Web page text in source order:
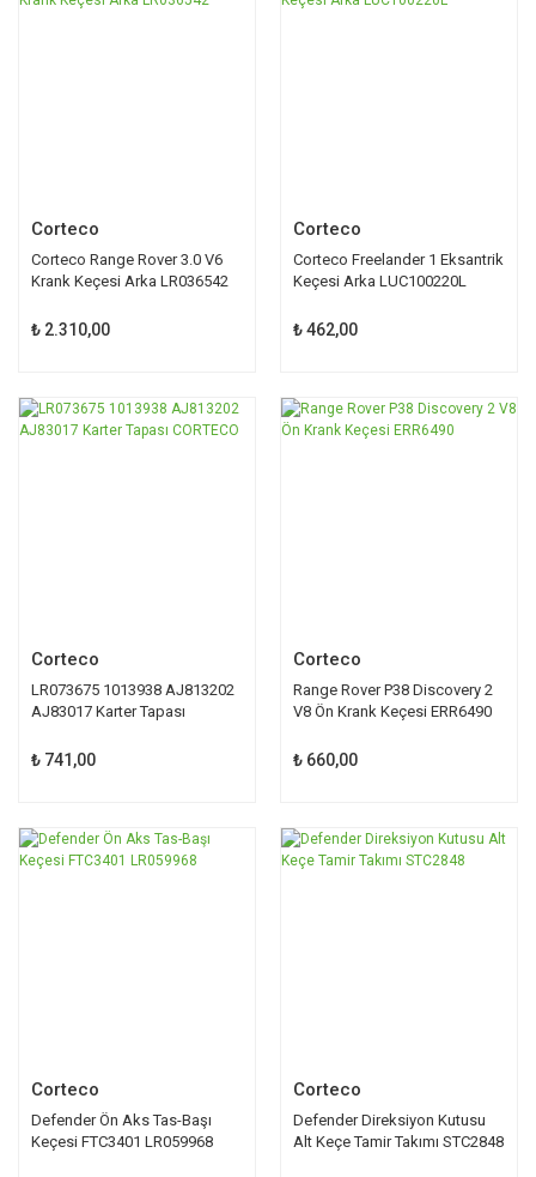
Corteco
Corteco Range Rover 3.0 V6
Krank Keçesi Arka LR036542
₺ 2.310,00
Corteco
Corteco Freelander 1 Eksantrik
Keçesi Arka LUC100220L
₺ 462,00
Corteco
LR073675 1013938 AJ813202
AJ83017 Karter Tapası
₺ 741,00
Corteco
Range Rover P38 Discovery 2
V8 Ön Krank Keçesi ERR6490
₺ 660,00
Corteco
Defender Ön Aks Tas-Başı
Keçesi FTC3401 LR059968
Corteco
Defender Direksiyon Kutusu
Alt Keçe Tamir Takımı STC2848